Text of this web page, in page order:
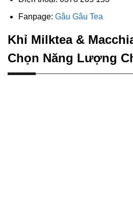
Fanpage: Gâu Gâu Tea
Khỉ Milktea &
Chọn Năng Lượng